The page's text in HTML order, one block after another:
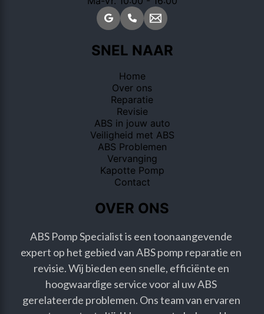
SNEL NAAR
Home
Over ons
Reparatie
Revisie
ABS in jouw auto
Veiligheid met ABS
ABS Problemen
Vervanging
Kapotte Pomp
Contact
OVER ONS
ABS Pomp Specialist is een toonaangevende
expert op het gebied van ABS pomp reparatie en
revisie. Wij bieden een snelle, efficiënte en
hoogwaardige service voor al uw ABS
gerelateerde problemen. Ons team van ervaren